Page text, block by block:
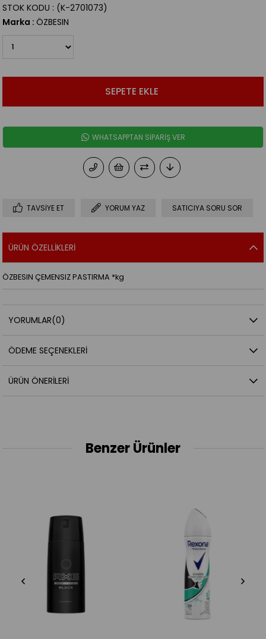
(K-2701073)
STOK KODU
Marka : ÖZBESIN
WHATSAPPTAN SİPARİŞ VER
TAVSIYE ET YORUM YAZ SATICIYA SORU SOR
ÜRÜN ÖZELLIKLERI
ÖZBESIN ÇEMENSIZ PASTIRMA *kg
YORUMLAR(0)
ÖDEME SEÇENEKLERI
ÜRÜN ÖNERILERI
Benzer Ürünler